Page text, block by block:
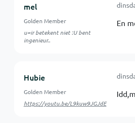
mel
Golden Member
u=ir betekent niet :U bent
ingenieur..
En
Hubie
Golden Member
https://youtu.be/L9kuw9JGJdE